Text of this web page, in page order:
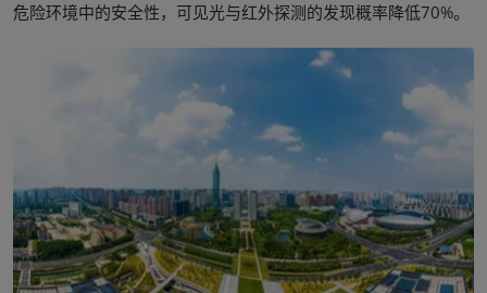
危险环境中的安全性，可见光与红外探测的发现概率降低70%。